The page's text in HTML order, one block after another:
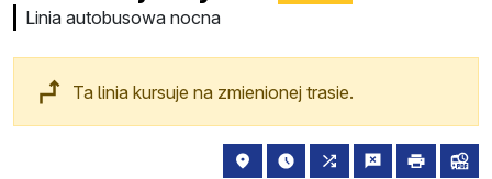
Linia autobusowa nocna
Ta linia kursuje na zmienionej trasie.
lokalizacja przystanku na mapie
najbliższe odjazdy z tego
wszystkie linie
zgłośdrukuj